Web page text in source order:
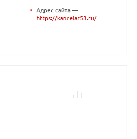
•
Адрес сайта —
https://kancelar53.ru/